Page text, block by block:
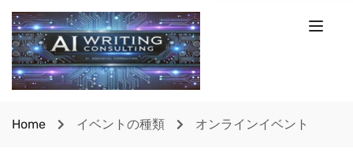
Home イベントの種類 オンラインイベント